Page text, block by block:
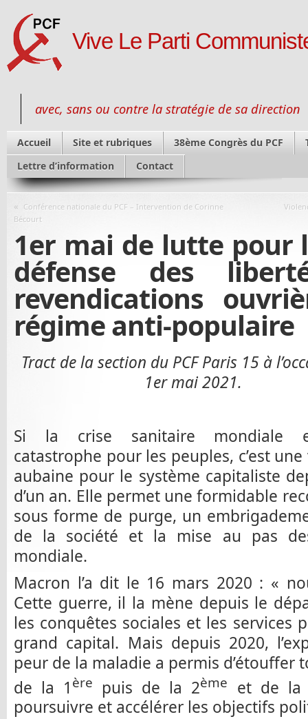
Vive Le Parti
avec, sans ou contre la stratégie de sa direction
Accueil Site et rubriques 38ème Congrès du PCF
Lettre d’information
Contact
« Conférence nationale du PCF – Intervention de Corinne
Bécourt
1er mai de lutte pour
défense des
revendications
régime anti-populaire
Tract de la section du PCF Paris 15 à
1er mai 2021.
Si la crise sanitaire mondiale
catastrophe pour les peuples, c’est
aubaine pour le système capitaliste
d’un an. Elle permet une formidable
sous forme de purge, un
de la société et la mise au pas
mondiale.
Macron l’a dit le 16 mars 2020 : «
Cette guerre, il la mène depuis le
les conquêtes sociales et les services
grand capital. Mais depuis 2020,
peur de la maladie a permis d’étouffer
de la 1 ère puis de la 2ème
et de la
poursuivre et accélérer les objectifs